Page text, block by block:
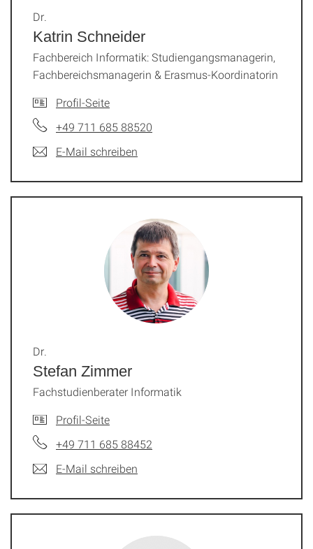
Katrin Schneider
Dr.
Fachbereich Informatik: Studiengangsmanagerin,
Fachbereichsmanagerin & Erasmus-Koordinatorin
Profil-Seite
+49 711 685 88520
E-Mail schreiben
Stefan Zimmer
Dr.
Fachstudienberater Informatik
Profil-Seite
+49 711 685 88452
E-Mail schreiben